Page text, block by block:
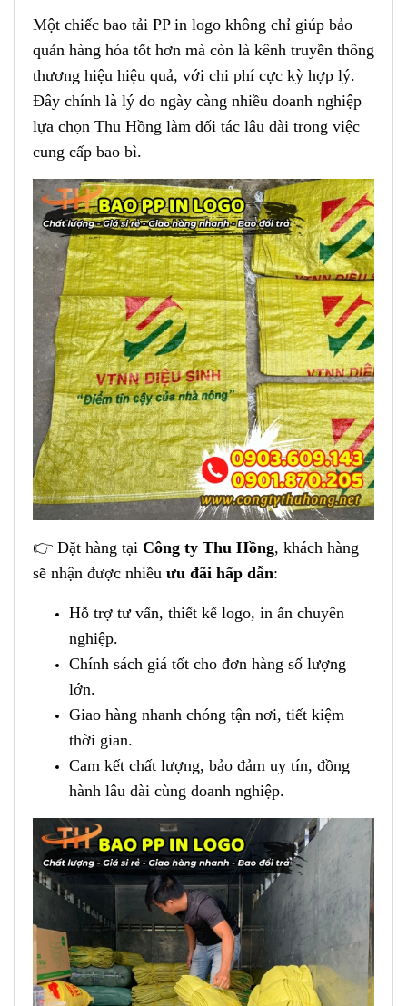
Một chiếc bao tải PP in logo không chỉ giúp bảo
quản hàng hóa tốt hơn mà còn là kênh truyền thông
thương hiệu hiệu quả, với chi phí cực kỳ hợp lý.
Đây chính là lý do ngày càng nhiều doanh nghiệp
lựa chọn Thu Hồng làm đối tác lâu dài trong việc
cung cấp bao bì.
👉 Đặt hàng tại Công ty Thu Hồng, khách hàng
sẽ nhận được nhiều ưu đãi hấp dẫn:
Hỗ trợ tư vấn, thiết kế logo, in ấn chuyên
nghiệp.
Chính sách giá tốt cho đơn hàng số lượng
lớn.
Giao hàng nhanh chóng tận nơi, tiết kiệm
thời gian.
Cam kết chất lượng, bảo đảm uy tín, đồng
hành lâu dài cùng doanh nghiệp.